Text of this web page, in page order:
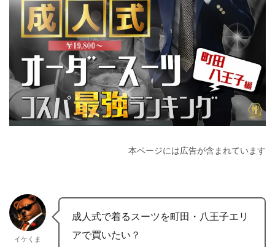
本ページには広告が含まれています
イケくま
成人式で着るスーツを町田・八王子エリ
アで買いたい？